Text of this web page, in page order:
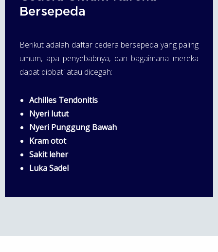
Bersepeda
Berikut adalah daftar cedera bersepeda yang paling
umum, apa penyebabnya, dan bagaimana mereka
dapat diobati atau dicegah:
Achilles Tendonitis
Nyeri lutut
Nyeri Punggung Bawah
Kram otot
Sakit leher
Luka Sadel